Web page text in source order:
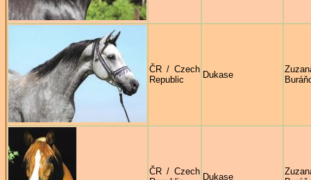
ČR / Czech
Republic
Dukase
ČR / Czech
Dukase